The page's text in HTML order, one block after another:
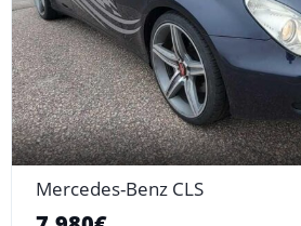
Mercedes-Benz CLS